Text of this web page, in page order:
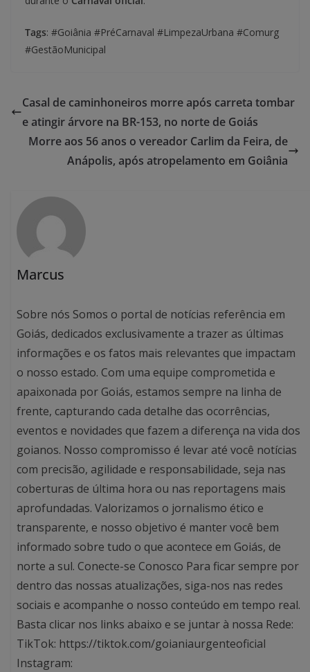
Tags: #Goiânia #PréCarnaval #LimpezaUrbana #Comurg
#GestãoMunicipal
Casal de caminhoneiros morre após carreta tombar
e atingir árvore na BR-153, no norte de Goiás
Morre aos 56 anos o vereador Carlim da Feira, de
Anápolis, após atropelamento em Goiânia
Marcus
Sobre nós Somos o portal de notícias referência em
Goiás, dedicados exclusivamente a trazer as últimas
informações e os fatos mais relevantes que impactam
o nosso estado. Com uma equipe comprometida e
apaixonada por Goiás, estamos sempre na linha de
frente, capturando cada detalhe das ocorrências,
eventos e novidades que fazem a diferença na vida dos
goianos. Nosso compromisso é levar até você notícias
com precisão, agilidade e responsabilidade, seja nas
coberturas de última hora ou nas reportagens mais
aprofundadas. Valorizamos o jornalismo ético e
transparente, e nosso objetivo é manter você bem
informado sobre tudo o que acontece em Goiás, de
norte a sul. Conecte-se Conosco Para ficar sempre por
dentro das nossas atualizações, siga-nos nas redes
sociais e acompanhe o nosso conteúdo em tempo real.
Basta clicar nos links abaixo e se juntar à nossa Rede:
TikTok: https://tiktok.com/goianiaurgenteoficial
Instagram: